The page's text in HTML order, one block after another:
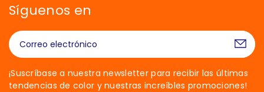
Síguenos en
¡Suscríbase a nuestra newsletter para recibir las últimas
tendencias de color y nuestras increíbles promociones!